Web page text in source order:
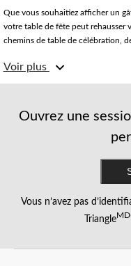
Que vous souhaitiez afficher un
votre table de fête peut rehausser
chemins de table de célébration,
Chemins de table
comment vous les placez, les
une touche amusante et
dorés, notre variété de chemins
Qui a dit que la présentation de
à notre variété de pics à
Voir plus
Ouvrez une
Vous n’avez pas
TriangleMD